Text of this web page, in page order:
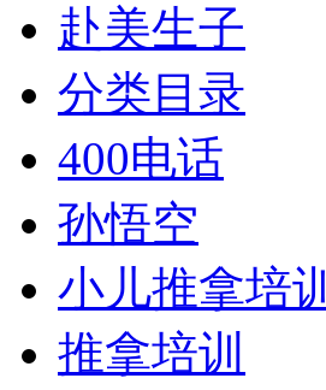
赴美生子
分类目录
400电话
孙悟空
小儿推拿培训
推拿培训